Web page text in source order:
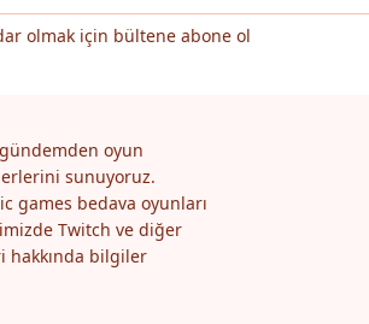
olmak için bültene abone ol
oyun
sunuyoruz.
games bedava oyunları
Twitch ve diğer
hakkında bilgiler